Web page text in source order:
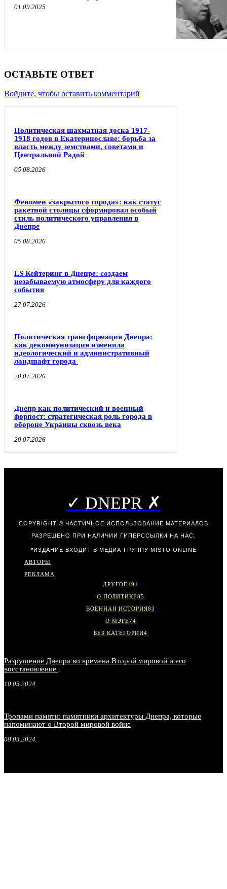
01.09.2025
ОСТАВЬТЕ ОТВЕТ
Войдите, чтобы оставить комментарий
Политическая шахматная доска 1917-
1918 годов в Екатеринославе: борьба за
власть между земствами, советами и
Центральной Радой
05.08.2026
Феномен «закрытого города»: как статус
ракетной столицы сформировал особый
стиль политического управления в
Днепре
05.08.2026
LS Кейтеринг в Днепре: создаем
незабываемую атмосферу для каждого
события
27.07.2026
Политическая трансформация Днепра:
как декоммунизация изменила
идеологический и административный
ландшафт города
20.07.2026
Днепр как политический и военный
форпост: стратегическая роль города в
обороне Украины сквозь века
20.07.2026
✓ DNEPR ✗
COPYRIGHT © ЧАСТИЧНОЕ ИСПОЛЬЗОВАНИЕ МАТЕРИАЛОВ
РАЗРЕШЕНО ПРИ НАЛИЧИИ ГИПЕРССЫЛКИ НА НАС.
*ИЗДАНИЕ ВХОДИТ В МЕДИА-ГРУППУ MISTO ONLINE
АВТОРЫ
РЕКЛАМА
ДРУГОЕ191
О ПОЛИТИКЕ85
ВОЕННАЯ ИСТОРИЯ83
О МЭРЕ74
БЕЗ КАТЕГОРИИ4
Разрушение Днепра во времена Второй мировой и его
восстановление
10.05.2024
Тропами памяти: памятники архитектуры Днепра, которые
напоминают о Второй мировой войне
08.05.2024